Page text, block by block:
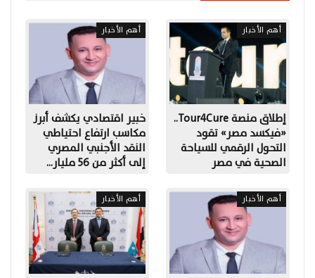
أهم الأخبار
إطلاق منصة Tour4Cure..
«فيكسد مصر» تقود
التحول الرقمي للسياحة
الصحية في مصر
أهم الأخبار
خبير اقتصادي يكشف أبرز
مكاسب ارتفاع احتياطي
النقد الأجنبي المصري
إلى أكثر من 56 مليار…
أهم الأخبار أهم الأخبار